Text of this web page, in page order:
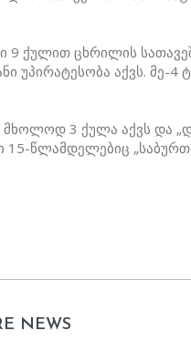
ქულით ცხრილის
აქვს. მე-4
მხოლოდ 3 ქულა აქვს და
წლამდელებიც
NEWS